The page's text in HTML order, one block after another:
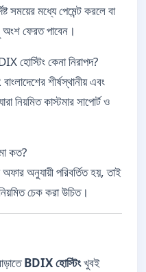
সময়ের মধ্যে পেমেন্ট করলে বা
ফেরত পাবেন।
কেনা নিরাপদ?
শীর্ষস্থানীয় এবং
নিয়মিত কাস্টমার সাপোর্ট ও
কত?
অনুযায়ী পরিবর্তিত হয়, তাই
চেক করা উচিত।
BDIX হোস্টিংখুবই